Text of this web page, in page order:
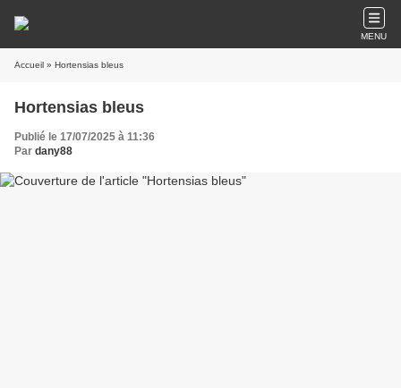
MENU
Accueil » Hortensias bleus
Hortensias bleus
Publié le 17/07/2025 à 11:36
Par dany88